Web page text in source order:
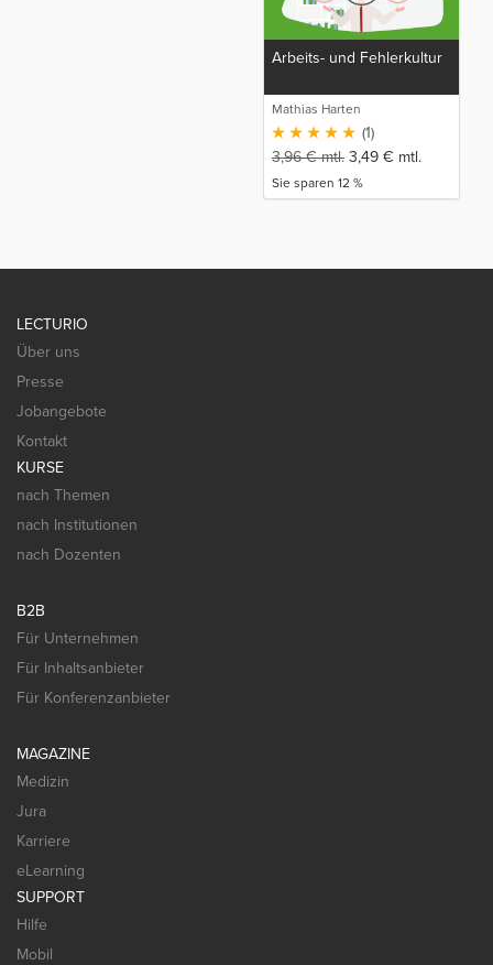
Arbeits- und Fehlerkultur
Mathias Harten
(1)
3,96€mtl. 3,49 € mtl.
Sie sparen 12 %
LECTURIO
Über uns
Presse
Jobangebote
Kontakt
KURSE
nach Themen
nach Institutionen
nach Dozenten
B2B
Für Unternehmen
Für Inhaltsanbieter
Für Konferenzanbieter
MAGAZINE
Medizin
Jura
Karriere
eLearning
SUPPORT
Hilfe
Mobil